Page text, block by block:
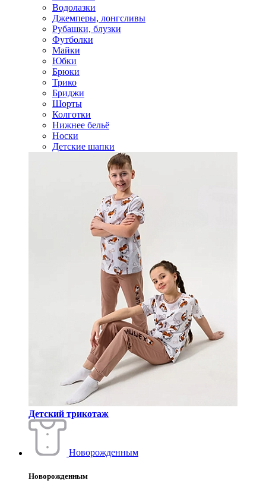
Водолазки
Джемперы, лонгсливы
Рубашки, блузки
Футболки
Майки
Юбки
Брюки
Трико
Бриджи
Шорты
Колготки
Нижнее бельё
Носки
Детские шапки
Детский трикотаж
Новорожденным
Новорожденным